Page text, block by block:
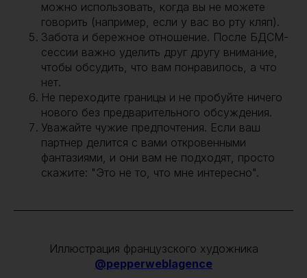
можно использовать, когда вы не можете
говорить (например, если у вас во рту кляп).
Забота и бережное отношение. После БДСМ-
сессии важно уделить друг другу внимание,
чтобы обсудить, что вам понравилось, а что
нет.
Не переходите границы и не пробуйте ничего
нового без предварительного обсуждения.
Уважайте чужие предпочтения. Если ваш
партнер делится с вами откровенными
фантазиями, и они вам не подходят, просто
скажите: "Это не то, что мне интересно".
Иллюстрация французского художника
@pepperweblagence